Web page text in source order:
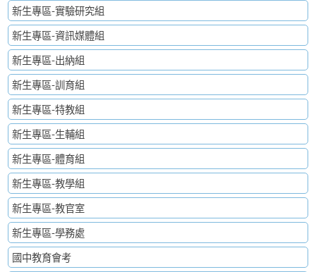
新生專區-實驗研究組
新生專區-資訊媒體組
新生專區-出納組
新生專區-訓育組
新生專區-特教組
新生專區-生輔組
新生專區-體育組
新生專區-教學組
新生專區-教官室
新生專區-學務處
國中教育會考